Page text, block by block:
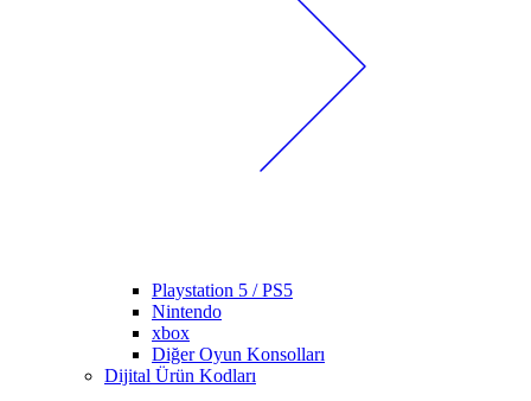
Playstation 5 / PS5
Nintendo
xbox
Diğer Oyun Konsolları
Dijital Ürün Kodları